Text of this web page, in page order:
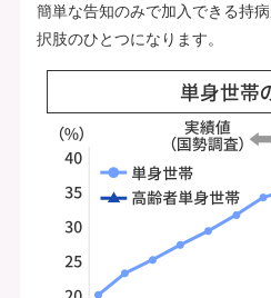
簡単な告知のみで加入できる持
択肢のひとつになります。